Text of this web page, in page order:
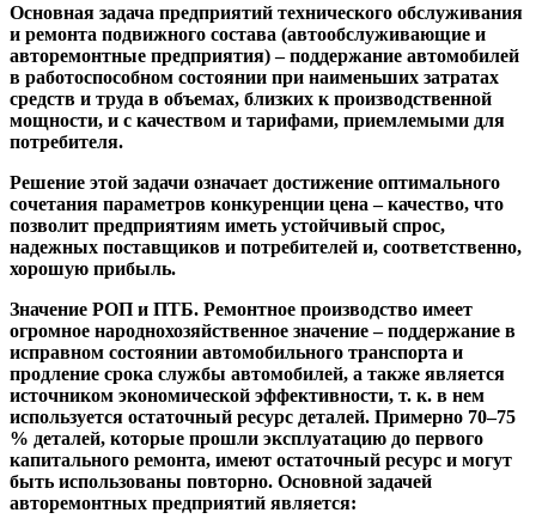
Основная задача предприятий технического обслуживания
и ремонта подвижного состава (автообслуживающие и
авторемонтные предприятия) – поддержание автомобилей
в работоспособном состоянии при наименьших затратах
средств и труда в объемах, близких к производственной
мощности, и с качеством и тарифами, приемлемыми для
потребителя.
Решение этой задачи означает достижение оптимального
сочетания параметров конкуренции цена – качество, что
позволит предприятиям иметь устойчивый спрос,
надежных поставщиков и потребителей и, соответственно,
хорошую прибыль.
Значение РОП и ПТБ. Ремонтное производство имеет
огромное народнохозяйственное значение – поддержание в
исправном состоянии автомобильного транспорта и
продление срока службы автомобилей, а также является
источником экономической эффективности, т. к. в нем
используется остаточный ресурс деталей. Примерно 70–75
% деталей, которые прошли эксплуатацию до первого
капитального ремонта, имеют остаточный ресурс и могут
быть использованы повторно. Основной задачей
авторемонтных предприятий является: